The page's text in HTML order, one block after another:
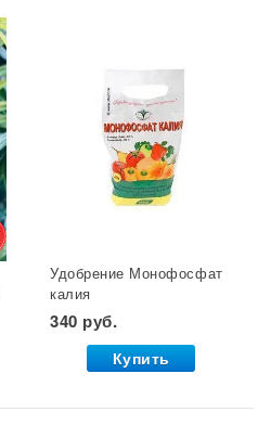
Удобрение Монофосфат
калия
(монокалийфосфат) 0,5
кг. Буй 1/36 УДАЧНАЯ
ЦЕНА *
340 руб.
Купить